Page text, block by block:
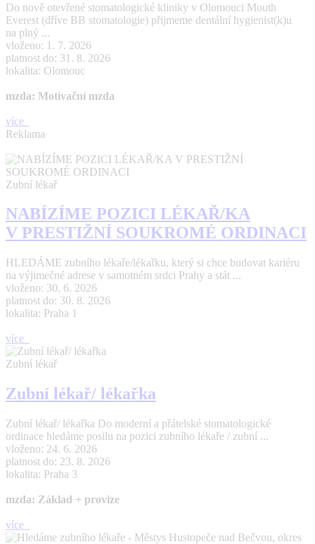
Do nově otevřené stomatologické kliniky v Olomouci Mouth
Everest (dříve BB stomatologie) přijmeme dentální hygienist(k)u
na plný ...
vloženo: 1. 7. 2026
platnost do: 31. 8. 2026
lokalita: Olomouc
mzda: Motivační mzda
více
Reklama
Zubní lékař
NABÍZÍME POZICI LÉKAŘ/KA
V PRESTIŽNÍ SOUKROMÉ ORDINACI
HLEDÁME zubního lékaře/lékařku, který si chce budovat kariéru
na výjimečné adrese v samotném srdci Prahy a stát ...
vloženo: 30. 6. 2026
platnost do: 30. 8. 2026
lokalita: Praha 1
více
Zubní lékař
Zubní lékař/ lékařka
Zubní lékař/ lékařka Do moderní a přátelské stomatologické
ordinace hledáme posilu na pozici zubního lékaře / zubní ...
vloženo: 24. 6. 2026
platnost do: 23. 8. 2026
lokalita: Praha 3
mzda: Základ + provize
více